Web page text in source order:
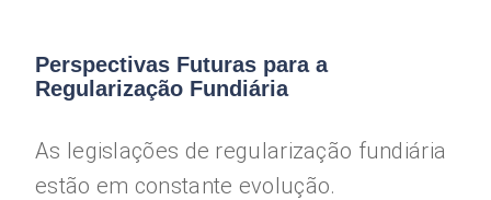
Perspectivas Futuras para a
Regularização Fundiária
As legislações de regularização fundiária
estão em constante evolução.